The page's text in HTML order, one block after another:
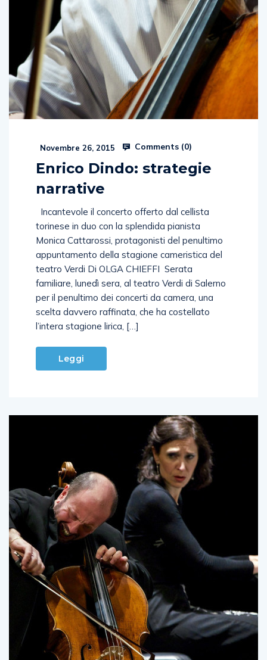
Novembre 26, 2015
Enrico Dindo: strategie
Incantevole il concerto offerto dal cellista
torinese in duo con la splendida pianista
Monica Cattarossi, protagonisti del penultimo
appuntamento della stagione cameristica del
teatro Verdi Di OLGA CHIEFFI Serata
familiare, lunedì sera, al teatro Verdi di Salerno
per il penultimo dei concerti da camera, una
scelta davvero raffinata, che ha costellato
Leggi